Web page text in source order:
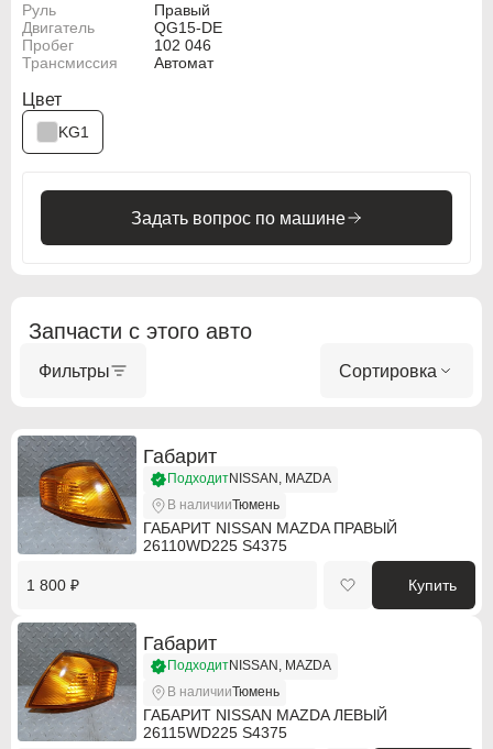
Руль
Правый
Двигатель
QG15-DE
Пробег
102 046
Трансмиссия
Автомат
Цвет
KG1
Задать вопрос по машине
Запчасти с этого авто
Фильтры Сортировка
Габарит
В наличииТюмень
ПодходитNISSAN, MAZDA
ГАБАРИТ NISSAN MAZDA ПРАВЫЙ
26110WD225 S4375
1 800 ₽ Купить
Габарит
В наличииТюмень
ПодходитNISSAN, MAZDA
ГАБАРИТ NISSAN MAZDA ЛЕВЫЙ
26115WD225 S4375
Audi
BMW
BMW Motorrad
Chevrolet
Chrysler
Audi
BMW
BMW Motorrad
Chevrolet
Chrysler